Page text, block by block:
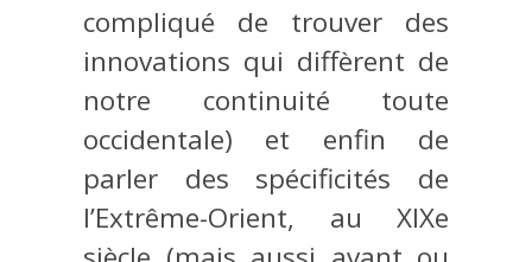
compliqué de trouver des
innovations qui diffèrent de
notre continuité toute
occidentale) et enfin de
parler des spécificités de
l’Extrême-Orient, au XIXe